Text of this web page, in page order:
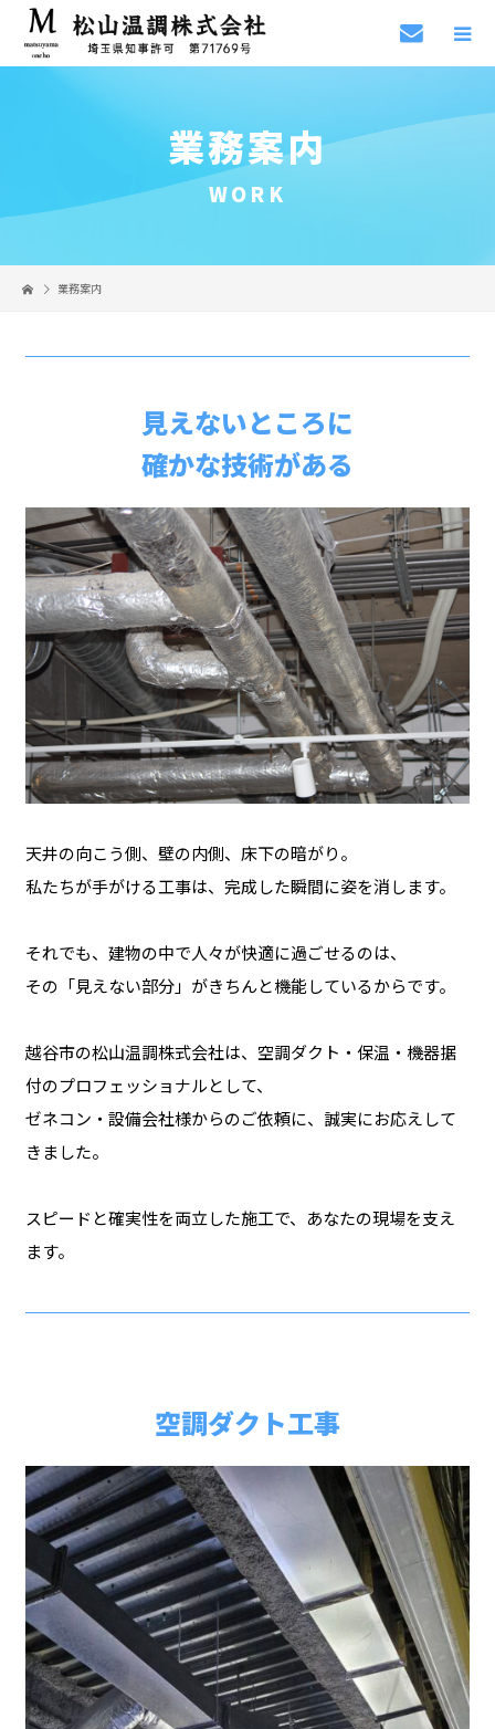
業務案内
WORK
業務案内
見えないところに
確かな技術がある
天井の向こう側、壁の内側、床下の暗がり。
私たちが手がける工事は、完成した瞬間に姿を消します。
それでも、建物の中で人々が快適に過ごせるのは、
その「見えない部分」がきちんと機能しているからです。
越谷市の松山温調株式会社は、空調ダクト・保温・機器据
付のプロフェッショナルとして、
ゼネコン・設備会社様からのご依頼に、誠実にお応えして
きました。
スピードと確実性を両立した施工で、あなたの現場を支え
ます。
空調ダクト工事